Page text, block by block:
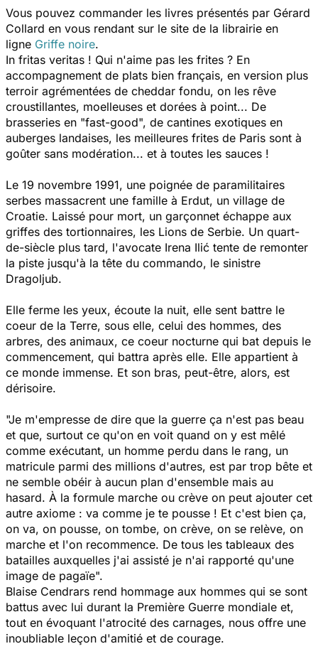
Vous pouvez commander les livres présentés par Gérard
Collard en vous rendant sur le site de la librairie en
ligne Griffe noire.
In fritas veritas ! Qui n'aime pas les frites ? En
accompagnement de plats bien français, en version plus
terroir agrémentées de cheddar fondu, on les rêve
croustillantes, moelleuses et dorées à point... De
brasseries en "fast-good", de cantines exotiques en
auberges landaises, les meilleures frites de Paris sont à
goûter sans modération... et à toutes les sauces !
Le 19 novembre 1991, une poignée de paramilitaires
serbes massacrent une famille à Erdut, un village de
Croatie. Laissé pour mort, un garçonnet échappe aux
griffes des tortionnaires, les Lions de Serbie. Un quart-
de-siècle plus tard, l'avocate Irena Ilić tente de remonter
la piste jusqu'à la tête du commando, le sinistre
Dragoljub.
Elle ferme les yeux, écoute la nuit, elle sent battre le
coeur de la Terre, sous elle, celui des hommes, des
arbres, des animaux, ce coeur nocturne qui bat depuis le
commencement, qui battra après elle. Elle appartient à
ce monde immense. Et son bras, peut-être, alors, est
dérisoire.
"Je m'empresse de dire que la guerre ça n'est pas beau
et que, surtout ce qu'on en voit quand on y est mêlé
comme exécutant, un homme perdu dans le rang, un
matricule parmi des millions d'autres, est par trop bête et
ne semble obéir à aucun plan d'ensemble mais au
hasard. À la formule marche ou crève on peut ajouter cet
autre axiome : va comme je te pousse ! Et c'est bien ça,
on va, on pousse, on tombe, on crève, on se relève, on
marche et l'on recommence. De tous les tableaux des
batailles auxquelles j'ai assisté je n'ai rapporté qu'une
image de pagaïe".
Blaise Cendrars rend hommage aux hommes qui se sont
battus avec lui durant la Première Guerre mondiale et,
tout en évoquant l'atrocité des carnages, nous offre une
inoubliable leçon d'amitié et de courage.